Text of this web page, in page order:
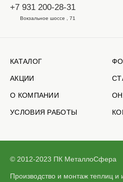
+7 931 200-28-31
Вокзальное шоссе , 71
КАТАЛОГ
АКЦИИ
О КОМПАНИИ
УСЛОВИЯ РАБОТЫ
© 2012-2023 ПК МеталлоСфера
Производство и монтаж теплиц и